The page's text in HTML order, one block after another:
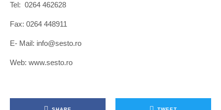
Tel: 0264 462628
Fax: 0264 448911
E- Mail: info@sesto.ro
Web: www.sesto.ro